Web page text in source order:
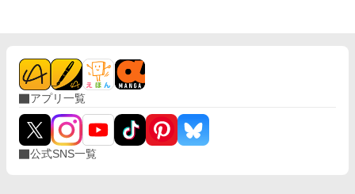
アプリ一覧
公式SNS一覧